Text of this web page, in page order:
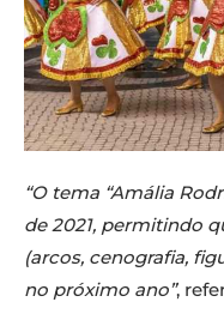
“O tema “Amália
de 2021, permitindo
(arcos, cenografia,
no próximo ano”,